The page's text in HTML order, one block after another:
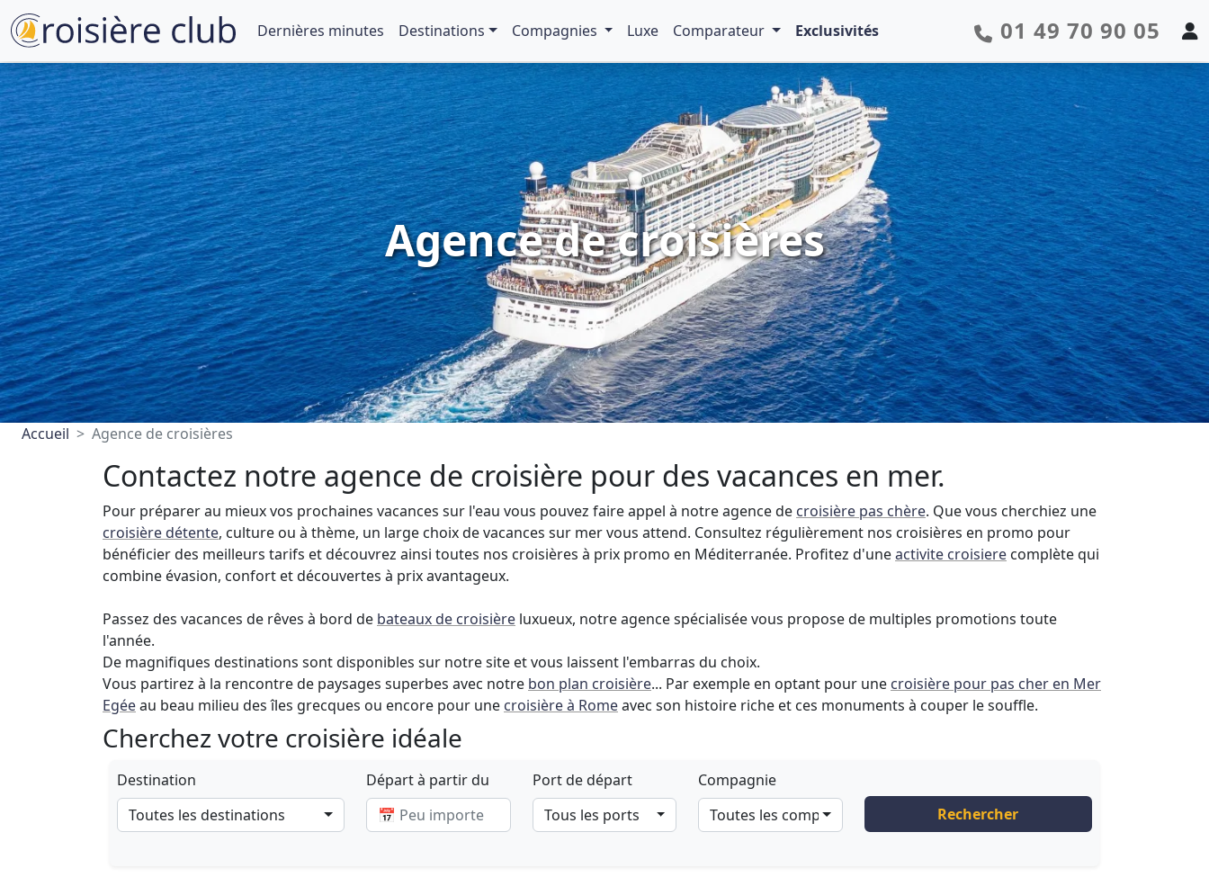
Dernières minutes Destinations Compagnies Luxe Comparateur Exclusivités 01 49 70 90 05
Agence de croisières
Accueil Agence de croisières
Contactez notre agence de croisière pour des vacances en mer.
Pour préparer au mieux vos prochaines vacances sur l'eau vous pouvez faire appel à notre agence de croisière pas chère. Que vous cherchiez une
croisière détente, culture ou à thème, un large choix de vacances sur mer vous attend. Consultez régulièrement nos croisières en promo pour
bénéficier des meilleurs tarifs et découvrez ainsi toutes nos croisières à prix promo en Méditerranée. Profitez d'uneactivite croisiere complète qui
combine évasion, confort et découvertes à prix avantageux.
Passez des vacances de rêves à bord de bateaux de croisière luxueux, notre agence spécialisée vous propose de multiples promotions toute
l'année.
De magnifiques destinations sont disponibles sur notre site et vous laissent l'embarras du choix.
Vous partirez à la rencontre de paysages superbes avec notre bon plan croisière... Par exemple en optant pour une croisière pour pas cher en Mer
Egéeau beau milieu des îles grecques ou encore pour une croisière à Romeavec son histoire riche et ces monuments à couper le souffle.
Cherchez votre croisière idéale
Destination
Toutes les destinations
Départ à partir du
Port de départ
Tous les ports
Compagnie
Toutes les compagnies
Rechercher